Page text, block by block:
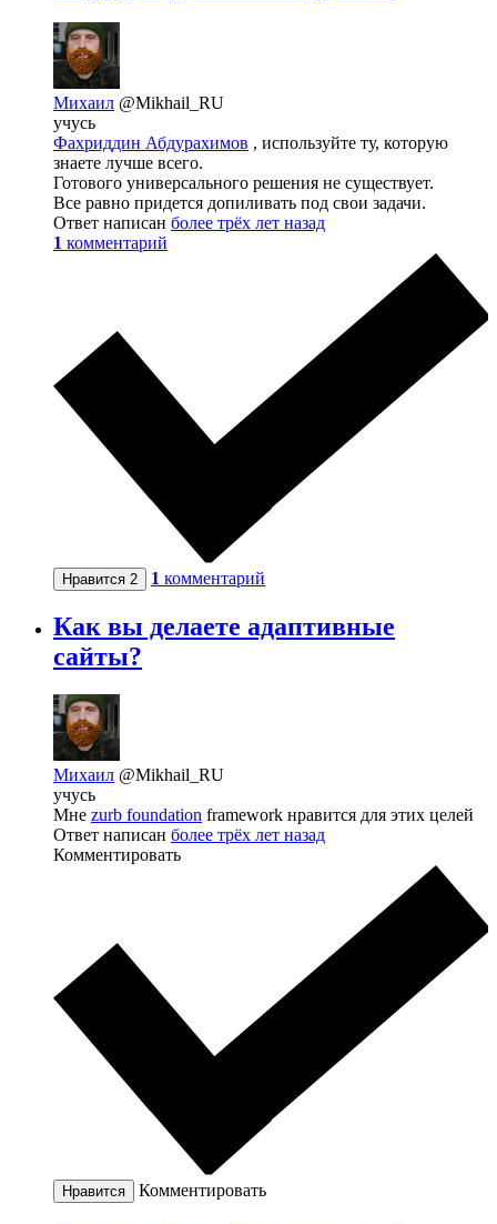
Михаил @Mikhail_RU
учусь
Фахриддин Абдурахимов , используйте ту, которую
знаете лучше всего.
Готового универсального решения не существует.
Все равно придется допиливать под свои задачи.
Ответ написан более трёх лет назад
1 комментарий
Нравится 2 1 комментарий
Как вы делаете адаптивные
сайты?
Михаил @Mikhail_RU
учусь
Мне zurb foundation framework нравится для этих целей
Ответ написан более трёх лет назад
Комментировать
Нравится Комментировать